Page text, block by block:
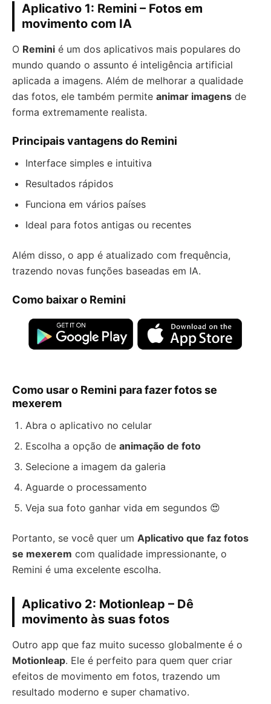
Aplicativo 1: Remini – Fotos em
movimento com IA
O Remini é um dos aplicativos mais populares do
mundo quando o assunto é inteligência artificial
aplicada a imagens. Além de melhorar a qualidade
das fotos, ele também permite animar imagens de
forma extremamente realista.
Principais vantagens do Remini
Interface simples e intuitiva
Resultados rápidos
Funciona em vários países
Ideal para fotos antigas ou recentes
Além disso, o app é atualizado com frequência,
trazendo novas funções baseadas em IA.
Como baixar o Remini
Como usar o Remini para fazer fotos se
mexerem
Abra o aplicativo no celular
Escolha a opção de animação de foto
Selecione a imagem da galeria
Aguarde o processamento
Veja sua foto ganhar vida em segundos 😍
Portanto, se você quer um Aplicativo que faz fotos
se mexerem com qualidade impressionante, o
Remini é uma excelente escolha.
Aplicativo 2: Motionleap – Dê
movimento às suas fotos
Outro app que faz muito sucesso globalmente é o
Motionleap. Ele é perfeito para quem quer criar
efeitos de movimento em fotos, trazendo um
resultado moderno e super chamativo.